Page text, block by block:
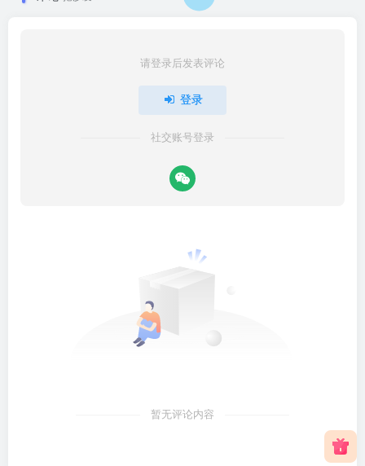
请登录后发表评论
登录
社交账号登录
暂无评论内容